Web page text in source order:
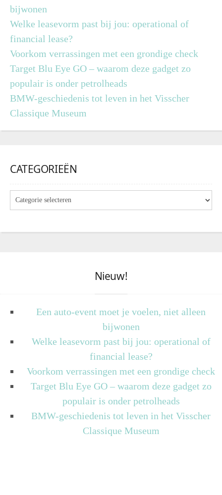
bijwonen
Welke leasevorm past bij jou: operational of
financial lease?
Voorkom verrassingen met een grondige check
Target Blu Eye GO – waarom deze gadget zo
populair is onder petrolheads
BMW-geschiedenis tot leven in het Visscher
Classique Museum
CATEGORIEËN
Nieuw!
Een auto-event moet je voelen, niet alleen
bijwonen
Welke leasevorm past bij jou: operational of
financial lease?
Voorkom verrassingen met een grondige check
Target Blu Eye GO – waarom deze gadget zo
populair is onder petrolheads
BMW-geschiedenis tot leven in het Visscher
Classique Museum